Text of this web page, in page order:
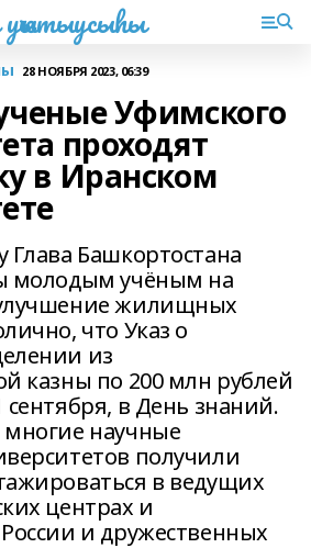
28 НОЯБРЯ 2023, 06:39
Уфимского
проходят
в Иранском
Башкортостана
молодым учёным на
жилищных
что Указ о
из
казны по 200 млн рублей
в День знаний.
научные
получили
в ведущих
центрах и
и дружественных